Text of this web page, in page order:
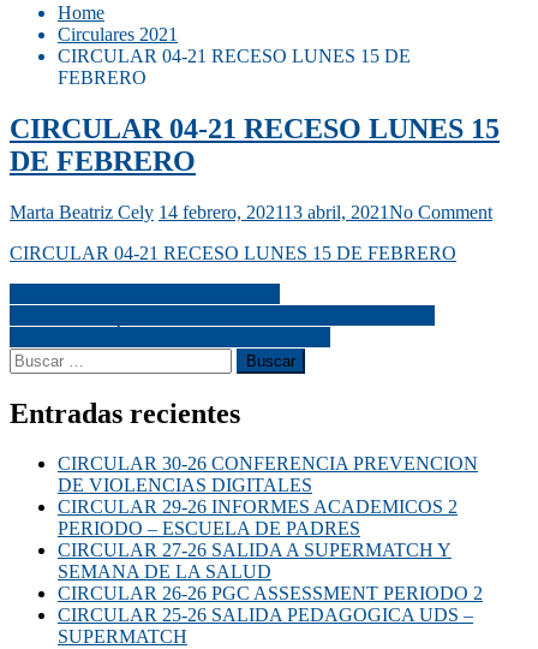
Home
Circulares 2021
CIRCULAR 04-21 RECESO LUNES 15 DE
FEBRERO
CIRCULAR 04-21 RECESO LUNES 15
DE FEBRERO
Marta Beatriz Cely 14 febrero, 202113 abril, 2021No Comment
CIRCULAR 04-21 RECESO LUNES 15 DE FEBRERO
Entradas recientes
CIRCULAR 30-26 CONFERENCIA PREVENCION
DE VIOLENCIAS DIGITALES
CIRCULAR 29-26 INFORMES ACADEMICOS 2
PERIODO – ESCUELA DE PADRES
CIRCULAR 27-26 SALIDA A SUPERMATCH Y
SEMANA DE LA SALUD
CIRCULAR 26-26 PGC ASSESSMENT PERIODO 2
CIRCULAR 25-26 SALIDA PEDAGOGICA UDS –
SUPERMATCH